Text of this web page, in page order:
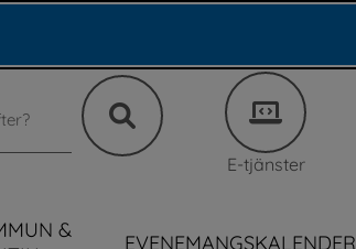
E-tjänster
&
EVENEMANGSKALENDER